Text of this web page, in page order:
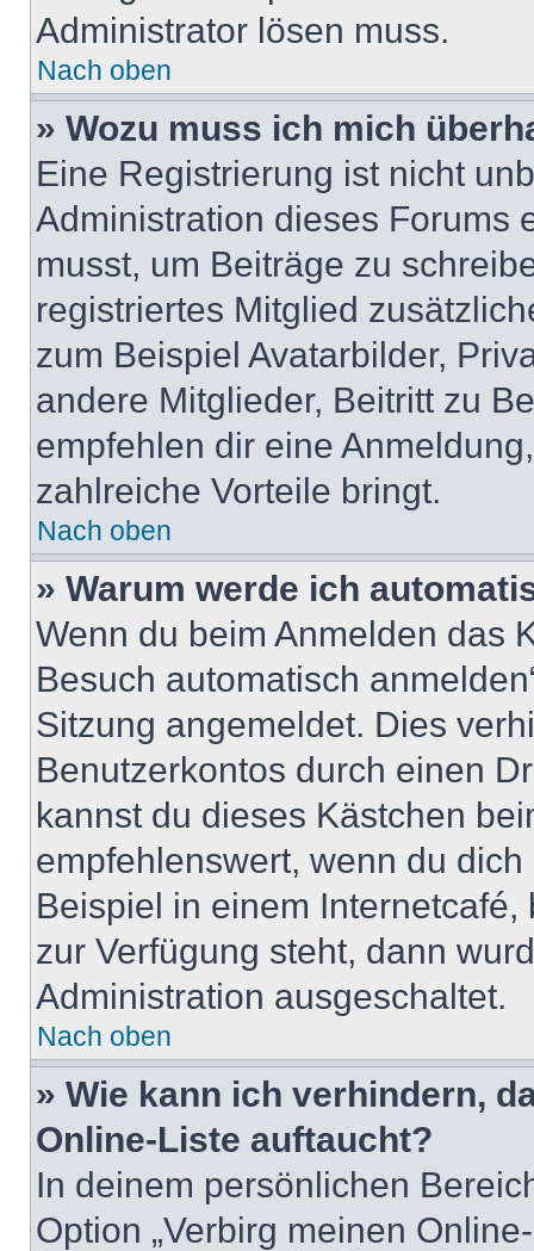
Administrator lösen muss.
Nach oben
» Wozu muss ich mich
Eine Registrierung ist nicht
Administration dieses Forums
musst, um Beiträge zu
registriertes Mitglied
zum Beispiel Avatarbilder,
andere Mitglieder, Beitritt zu
empfehlen dir eine
zahlreiche Vorteile bringt.
Nach oben
» Warum werde ich
Wenn du beim Anmelden das
Besuch automatisch
Sitzung angemeldet. Dies
Benutzerkontos durch einen
kannst du dieses Kästchen
empfehlenswert, wenn du
Beispiel in einem
zur Verfügung steht, dann
Administration ausgeschaltet.
Nach oben
» Wie kann ich verhindern,
Online-Liste auftaucht?
In deinem persönlichen
Option „Verbirg meinen